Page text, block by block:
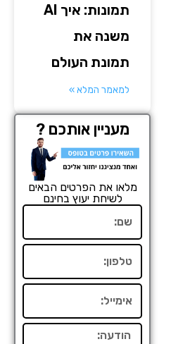
תמונות: איך AI
משנה את
תמונת העולם
למאמר המלא »
מעניין אותכם ?
מלאו את הפרטים הבאים
לשיחת יעוץ בחינם
הודעה